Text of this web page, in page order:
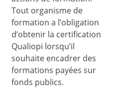
Tout organisme de
formation a l’obligation
d’obtenir la certification
Qualiopi lorsqu’il
souhaite encadrer des
formations payées sur
fonds publics.